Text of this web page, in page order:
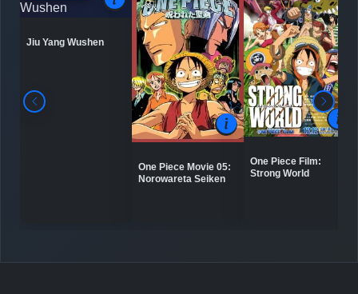
Jiu Yang Wushen
One Piece Movie 05:
Norowareta Seiken
One Piece Film:
Strong World